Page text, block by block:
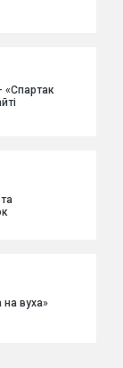
«Спартак
на вуха»